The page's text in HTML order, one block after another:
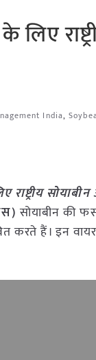
India,
सोयाबीन की
करते हैं। इन